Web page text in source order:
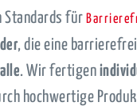
Standards für
, die eine
. Wir fertigen
hochwertige